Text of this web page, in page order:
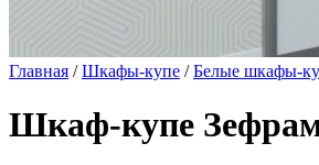
Главная /Шкафы-купе /Белые шкафы-
Шкаф-купе